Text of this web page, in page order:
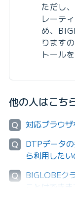
ただし
レーテ
め、
ります
トール
他の人はこち
Q
対応ブラウザ
Q
DTPデータ
ら利用した
Q
BIGLOBEク
ことはできま